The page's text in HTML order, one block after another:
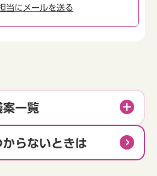
当にメールを送る
案一覧
らないときは